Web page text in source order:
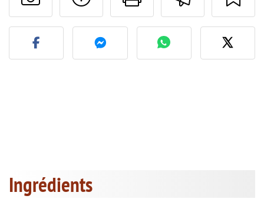
Publier votre photo de
Ingrédients